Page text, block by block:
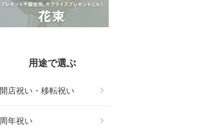
用途で選ぶ
開店祝い・移転祝い
周年祝い